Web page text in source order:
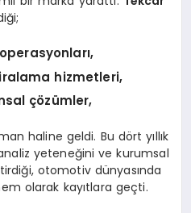
hizmetleri,
çözümler,
haline geldi. Bu dört yıllık
yeteneğini ve kurumsal
otomotiv dünyasında
olarak kayıtlara geçti.